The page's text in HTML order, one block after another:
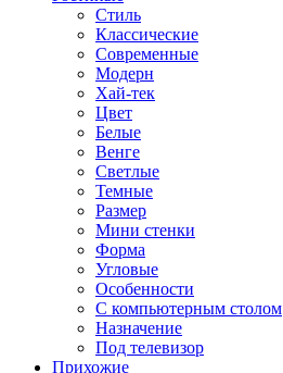
Стиль
Классические
Современные
Модерн
Хай-тек
Цвет
Белые
Венге
Светлые
Темные
Размер
Мини стенки
Форма
Угловые
Особенности
С компьютерным столом
Назначение
Под телевизор
Прихожие